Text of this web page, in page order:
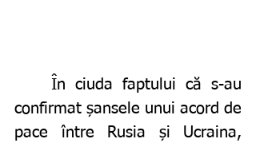
confirmat șansele unui acord de
pace între Rusia și Ucraina,